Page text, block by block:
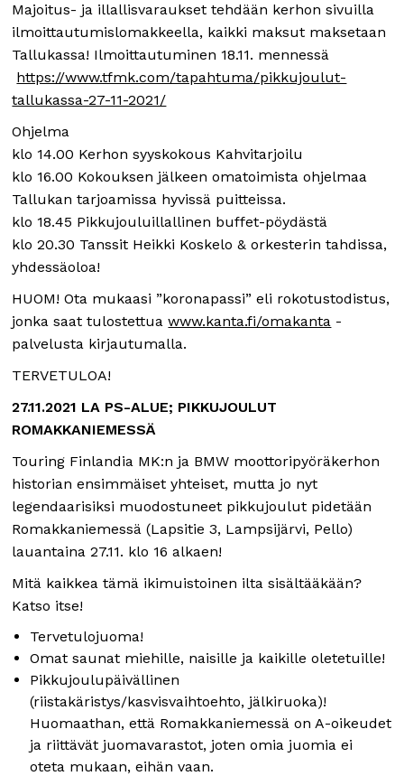
Majoitus- ja illallisvaraukset tehdään kerhon sivuilla
ilmoittautumislomakkeella, kaikki maksut maksetaan
Tallukassa! Ilmoittautuminen 18.11. mennessä
https://www.tfmk.com/tapahtuma/pikkujoulut-
tallukassa-27-11-2021/
Ohjelma
klo 14.00 Kerhon syyskokous Kahvitarjoilu
klo 16.00 Kokouksen jälkeen omatoimista ohjelmaa
Tallukan tarjoamissa hyvissä puitteissa.
klo 18.45 Pikkujouluillallinen buffet-pöydästä
klo 20.30 Tanssit Heikki Koskelo & orkesterin tahdissa,
yhdessäoloa!
HUOM! Ota mukaasi ”koronapassi” eli rokotustodistus,
jonka saat tulostettuawww.kanta.fi/omakanta -
palvelusta kirjautumalla.
TERVETULOA!
27.11.2021 LA PS-ALUE; PIKKUJOULUT
ROMAKKANIEMESSÄ
Touring Finlandia MK:n ja BMW moottoripyöräkerhon
historian ensimmäiset yhteiset, mutta jo nyt
legendaarisiksi muodostuneet pikkujoulut pidetään
Romakkaniemessä (Lapsitie 3, Lampsijärvi, Pello)
lauantaina 27.11. klo 16 alkaen!
Mitä kaikkea tämä ikimuistoinen ilta sisältääkään?
Katso itse!
Tervetulojuoma!
Omat saunat miehille, naisille ja kaikille oletetuille!
Pikkujoulupäivällinen
(riistakäristys/kasvisvaihtoehto, jälkiruoka)!
Huomaathan, että Romakkaniemessä on A-oikeudet
ja riittävät juomavarastot, joten omia juomia ei
oteta mukaan, eihän vaan.